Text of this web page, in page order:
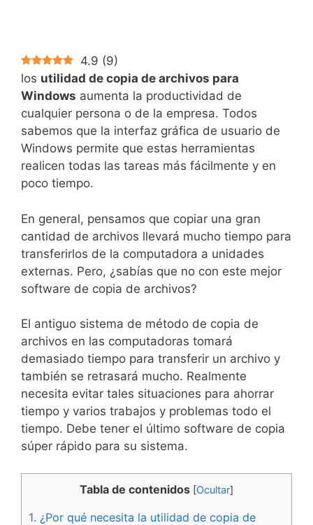
4.9 (9)
los utilidad de copia de archivos para
Windows aumenta la productividad de
cualquier persona o de la empresa. Todos
sabemos que la interfaz gráfica de usuario de
Windows permite que estas herramientas
realicen todas las tareas más fácilmente y en
poco tiempo.
En general, pensamos que copiar una gran
cantidad de archivos llevará mucho tiempo para
transferirlos de la computadora a unidades
externas. Pero, ¿sabías que no con este mejor
software de copia de archivos?
El antiguo sistema de método de copia de
archivos en las computadoras tomará
demasiado tiempo para transferir un archivo y
también se retrasará mucho. Realmente
necesita evitar tales situaciones para ahorrar
tiempo y varios trabajos y problemas todo el
tiempo. Debe tener el último software de copia
súper rápido para su sistema.
Tabla de contenidos [Ocultar]
1. ¿Por qué necesita la utilidad de copia de